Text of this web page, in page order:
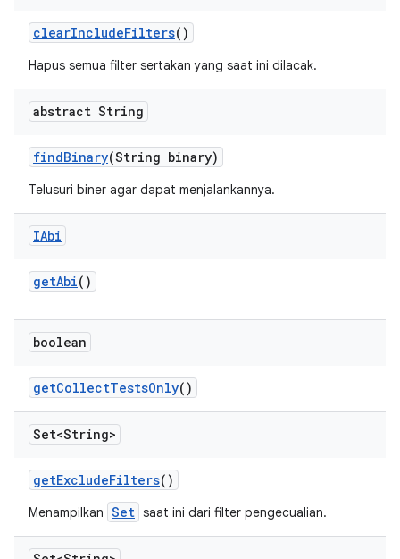
clearIncludeFilters()
Hapus semua filter sertakan yang saat ini dilacak.
abstract String
findBinary(String binary)
Telusuri biner agar dapat menjalankannya.
IAbi
getAbi()
boolean
getCollectTestsOnly()
Set<String>
getExcludeFilters()
Menampilkan Set saat ini dari filter pengecualian.